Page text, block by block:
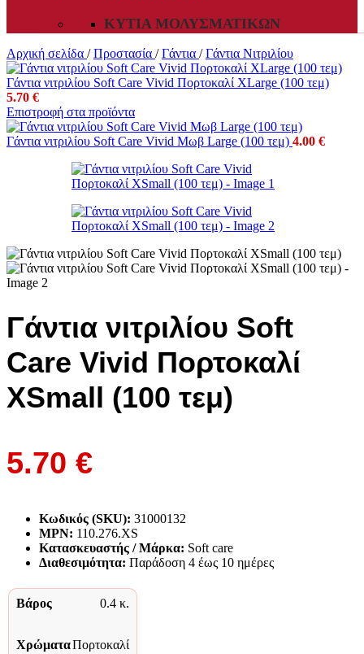
ΚΥΤΊΑ ΜΟΛΥΣΜΑΤΙΚΏΝ
Αρχική σελίδα / Προστασία / Γάντια / Γάντια Νιτριλίου
Γάντια νιτριλίου Soft Care Vivid Πορτοκαλί XLarge (100 τεμ)
5.70 €
Επιστροφή στα προϊόντα
Γάντια νιτριλίου Soft Care Vivid Μωβ Large (100 τεμ) 4.00 €
Γάντια νιτριλίου Soft
Care Vivid Πορτοκαλί
XSmall (100 τεμ)
5.70 €
Κωδικός (SKU): 31000132
MPN: 110.276.XS
Κατασκευαστής / Μάρκα: Soft care
Διαθεσιμότητα: Παράδoση 4 έως 10 ημέρες
Βάρος 0.4 κ.
ΧρώματαΠορτοκαλί